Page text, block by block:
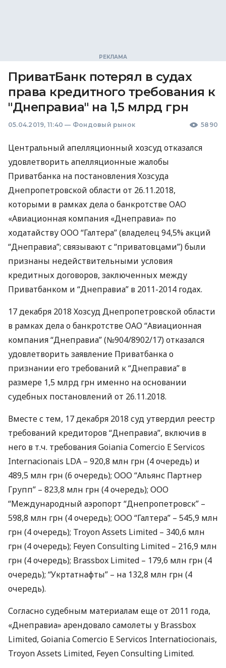
ПриватБанк потерял в судах
права кредитного требования к
"Днеправиа" на 1,5 млрд грн
05.04.2019, 11:40 — Фондовый рынок 5890
Центральный апелляционный хозсуд отказался
удовлетворить апелляционные жалобы
Приватбанка на постановления Хозсуда
Днепропетровской области от 26.11.2018,
которыми в рамках дела о банкротствеОАО
«Авиационная компания «Днеправиа» по
ходатайствуООО “Галтера” (владелец 94,5% акций
“Днеправиа”; связывают с “приватовцами”) были
признаны недействительными условия
кредитных договоров, заключенных между
Приватбанком и “Днеправиа” в 2011-2014 годах.
17 декабря 2018 Хозсуд Днепропетровской области
в рамках дела о банкротствеОАО “Авиационная
компания “Днеправиа” (№904/8902/17) отказался
удовлетворить заявление Приватбанка о
признании его требований к “Днеправиа” в
размере 1,5 млрд грн именно на основании
судебных постановлений от 26.11.2018.
Вместе с тем, 17 декабря 2018 суд утвердил реестр
требований кредиторов “Днеправиа”, включив в
него в т.ч. требования Goiania Comercio E Servicos
Internacionais LDA – 920,8 млн грн (4 очередь) и
489,5 млн грн (6 очередь); ООО “Альянс Партнер
Групп” – 823,8 млн грн (4 очередь); ООО
“Международный аэропорт “Днепропетровск” –
598,8 млн грн (4 очередь); ООО “Галтера” – 545,9 млн
грн (4 очередь); Troyon Assets Limited – 340,6 млн
грн (4 очередь); Feyen Consulting Limited – 216,9 млн
грн (4 очередь); Brassbox Limited – 179,6 млн грн (4
очередь); “Укртатнафты” – на 132,8 млн грн (4
очередь).
Согласно судебным материалам еще от 2011 года,
«Днеправиа» арендовало самолеты у Brassbox
Limited, Goiania Comercio E Servicos Internatiocionais,
Troyon Assets Limited, Feyen Consulting Limited.